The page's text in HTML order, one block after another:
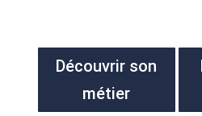
Découvrir son
métier